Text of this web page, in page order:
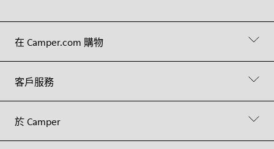
在 Camper.com 購物
客戶服務
於 Camper